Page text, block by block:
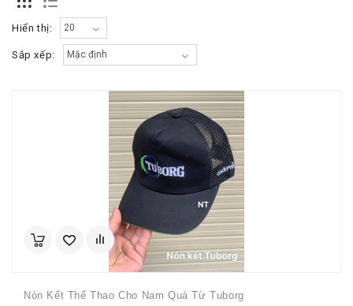
Hiển thị:
Sắp xếp:
Nón Kết Thể Thao Cho Nam Quà Từ Tuborg